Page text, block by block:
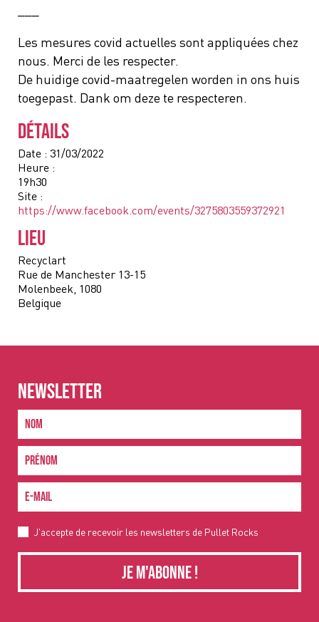
Les mesures covid actuelles sont appliquées chez
nous. Merci de les respecter.
De huidige covid-maatregelen worden in ons huis
toegepast. Dank om deze te respecteren.
DÉTAILS
Date : 31/03/2022
Heure :
19h30
Site :
https://www.facebook.com/events/3275803559372921
LIEU
Recyclart
Rue de Manchester 13-15
Molenbeek, 1080
Belgique
NEWSLETTER
J'accepte de recevoir les newsletters de Pullet Rocks